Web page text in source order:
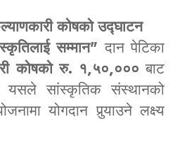
कोषको उद्घाटन
सम्मान" दान पेटिका
कोषको रु. १,५०,००० बाट
यसले सांस्कृतिक संस्थानको
योगदान पुर्‍याउने लक्ष्य